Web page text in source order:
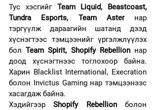
Тус хэсгийг Team Liquid, Beastcoast,
Tundra Esports, Team Aster нар
тэргүүлж дараагийн шатанд дээд
хүснэгтээс тэмцээнийг үргэлжлүүлэх
бол Team Spirit, Shopify Rebellion нар
доод хүснэгтнээс тоглохоор байна.
Харин Blacklist International, Execration
болон Invictus Gaming нар тэмцээнээс
хасагдаж байна.
Хэдийгээр Shopify Rebellion